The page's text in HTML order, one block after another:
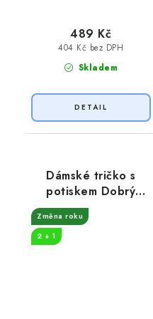
Skladem
404 Kč bez DPH
489 Kč
Dámské tričko s
potiskem Dobrý
ročník
Změna roku
2 + 1